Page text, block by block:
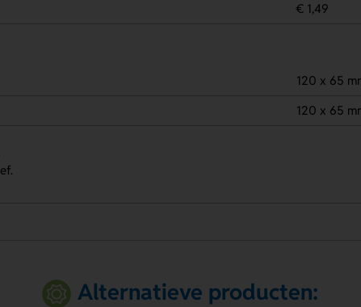
€ 1,49
120 x 65
120 x 65
Alternatieve producten: